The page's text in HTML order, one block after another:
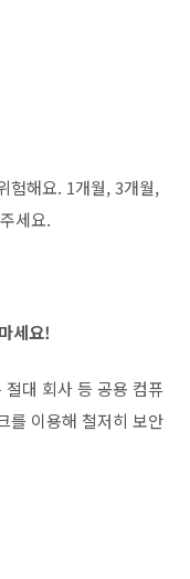
험해요. 1개월, 3개월,
세요.
세요!
대 회사 등 공용 컴퓨
를 이용해 철저히 보안